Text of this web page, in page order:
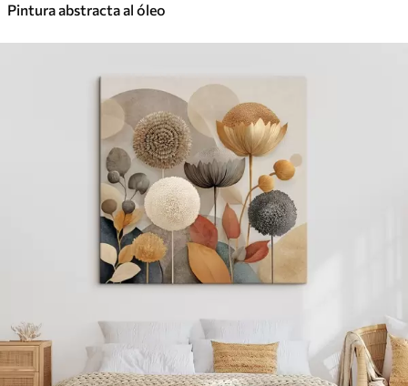
Pintura abstracta al óleo